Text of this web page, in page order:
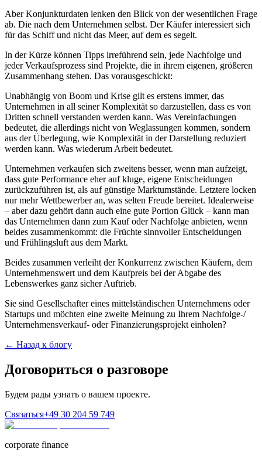
Aber Konjunkturdaten lenken den Blick von der wesentlichen Frage
ab. Die nach dem Unternehmen selbst. Der Käufer interessiert sich
für das Schiff und nicht das Meer, auf dem es segelt.
In der Kürze können Tipps irreführend sein, jede Nachfolge und
jeder Verkaufsprozess sind Projekte, die in ihrem eigenen, größeren
Zusammenhang stehen. Das vorausgeschickt:
Unabhängig von Boom und Krise gilt es erstens immer, das
Unternehmen in all seiner Komplexität so darzustellen, dass es von
Dritten schnell verstanden werden kann. Was Vereinfachungen
bedeutet, die allerdings nicht von Weglassungen kommen, sondern
aus der Überlegung, wie Komplexität in der Darstellung reduziert
werden kann. Was wiederum Arbeit bedeutet.
Unternehmen verkaufen sich zweitens besser, wenn man aufzeigt,
dass gute Performance eher auf kluge, eigene Entscheidungen
zurückzuführen ist, als auf günstige Marktumstände. Letztere locken
nur mehr Wettbewerber an, was selten Freude bereitet. Idealerweise
– aber dazu gehört dann auch eine gute Portion Glück – kann man
das Unternehmen dann zum Kauf oder Nachfolge anbieten, wenn
beides zusammenkommt: die Früchte sinnvoller Entscheidungen
und Frühlingsluft aus dem Markt.
Beides zusammen verleiht der Konkurrenz zwischen Käufern, dem
Unternehmenswert und dem Kaufpreis bei der Abgabe des
Lebenswerkes ganz sicher Auftrieb.
Sie sind Gesellschafter eines mittelständischen Unternehmens oder
Startups und möchten eine zweite Meinung zu Ihrem Nachfolge-/
Unternehmensverkauf- oder Finanzierungsprojekt einholen?
← Назад к блогу
Договориться о разговоре
Будем рады узнать о вашем проекте.
Связаться+49 30 204 59 749
corporate finance